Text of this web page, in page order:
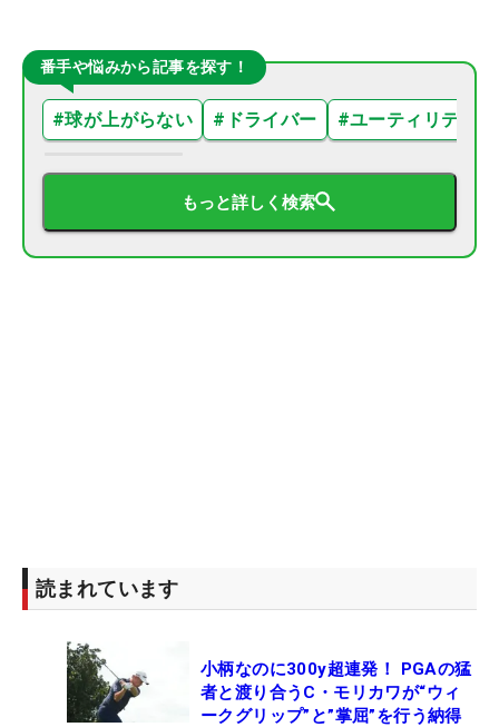
番手や悩みから記事を探す！
#球が上がらない # ドライバー #ユーティリティ
もっと詳しく検索
読まれています
小柄なのに300y超連発！ PGAの猛
者と渡り合うC・モリカワが“ウィ
ークグリップ”と”掌屈”を行う納得